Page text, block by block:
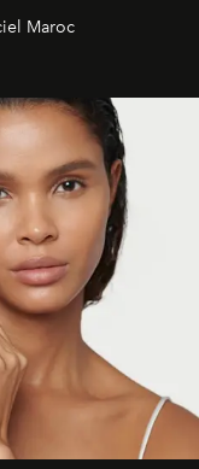
douter, le nouveau
Maroc